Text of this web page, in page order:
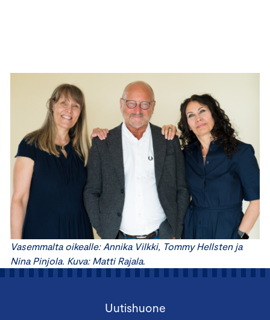
Vasemmalta oikealle: Annika Vilkki, Tommy Hellsten ja
Nina Pinjola. Kuva: Matti Rajala.
Uutishuone